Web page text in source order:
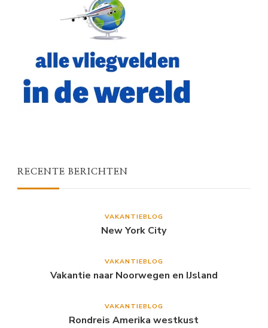
RECENTE BERICHTEN
VAKANTIEBLOG
New York City
VAKANTIEBLOG
Vakantie naar Noorwegen en IJsland
VAKANTIEBLOG
Rondreis Amerika westkust